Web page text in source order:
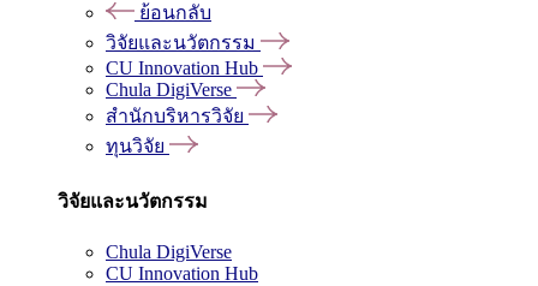
ย้อนกลับ
วิจัยและนวัตกรรม
CU Innovation Hub
Chula DigiVerse
สำนักบริหารวิจัย
ทุนวิจัย
วิจัยและนวัตกรรม
Chula DigiVerse
CU Innovation Hub